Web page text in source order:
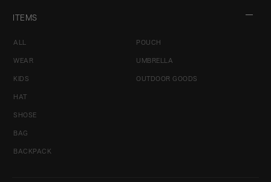
ITEMS
ALL
WEAR
KIDS
HAT
SHOSE
BAG
BACKPACK
POUCH
UMBRELLA
OUTDOOR GOODS